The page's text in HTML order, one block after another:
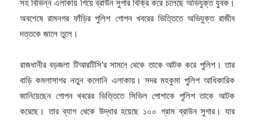
সহ বিভিন্ন এলাকায় গিয়ে ব্রাউন সুগার বিক্রি করে চলেছে অভিযুক্ত যুবক।
অবশেষে রামনগর ফাঁড়ির পুলিশ গোপন খবরের ভিত্তিতে অভিযুক্ত রাজীব
দত্তকে জালে তুলে।
রাজধানীর বড়জলা টিআরটিসি'র সামনে থেকে তাকে আটক করে পুলিশ। তার
বাড়ি কমলাসাগর নতুন কলোনি এলাকায়। সদর মহকুমা পুলিশ আধিকারিক
জানিয়েছেন গোপন খবরের ভিত্তিতে সিভিল পোশাকে পুলিশ তাকে আটক
করেছে। তার ব্যাগ থেকে উদ্ধার হয়েছে ১০০ গ্রাম ব্রাউন সুগার। যার